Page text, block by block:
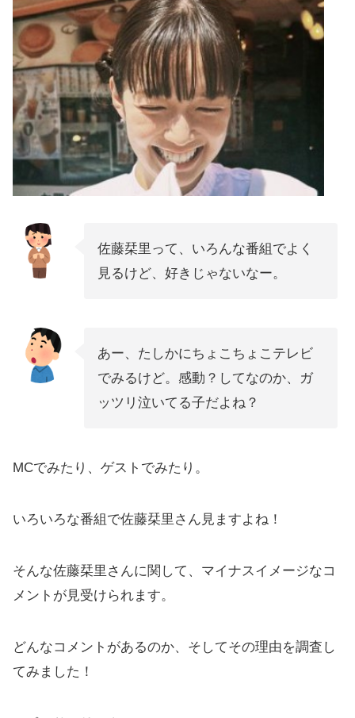
佐藤栞里って、いろんな番組でよく
見るけど、好きじゃないなー。
あー、たしかにちょこちょこテレビ
でみるけど。感動？してなのか、ガ
ッツリ泣いてる子だよね？
MCでみたり、ゲストでみたり。
いろいろな番組で佐藤栞里さん見ますよね！
そんな佐藤栞里さんに関して、マイナスイメージなコ
メントが見受けられます。
どんなコメントがあるのか、そしてその理由を調査し
てみました！